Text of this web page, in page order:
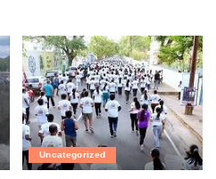
Uncategorized